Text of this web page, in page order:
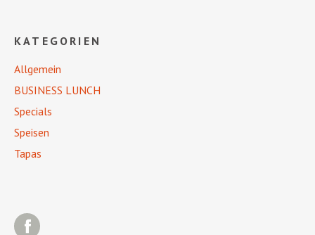
KATEGORIEN
Allgemein
BUSINESS LUNCH
Specials
Speisen
Tapas